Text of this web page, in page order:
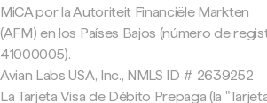
MiCA por la Autoriteit Financiële Markten
(AFM) en los Países Bajos (número de
41000005).
Avian Labs USA, Inc., NMLS ID # 2639252
La Tarjeta Visa de Débito Prepaga (la